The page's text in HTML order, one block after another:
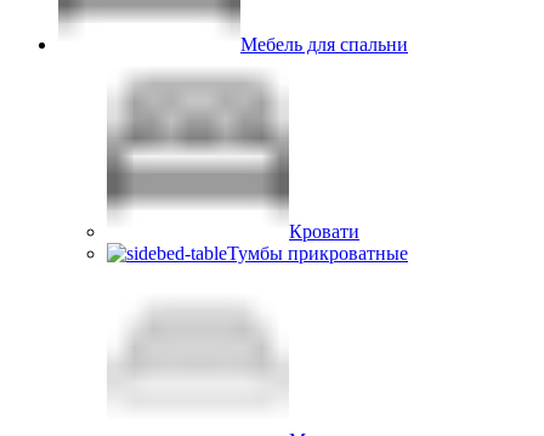
Мебель для спальни
Кровати
Тумбы прикроватные